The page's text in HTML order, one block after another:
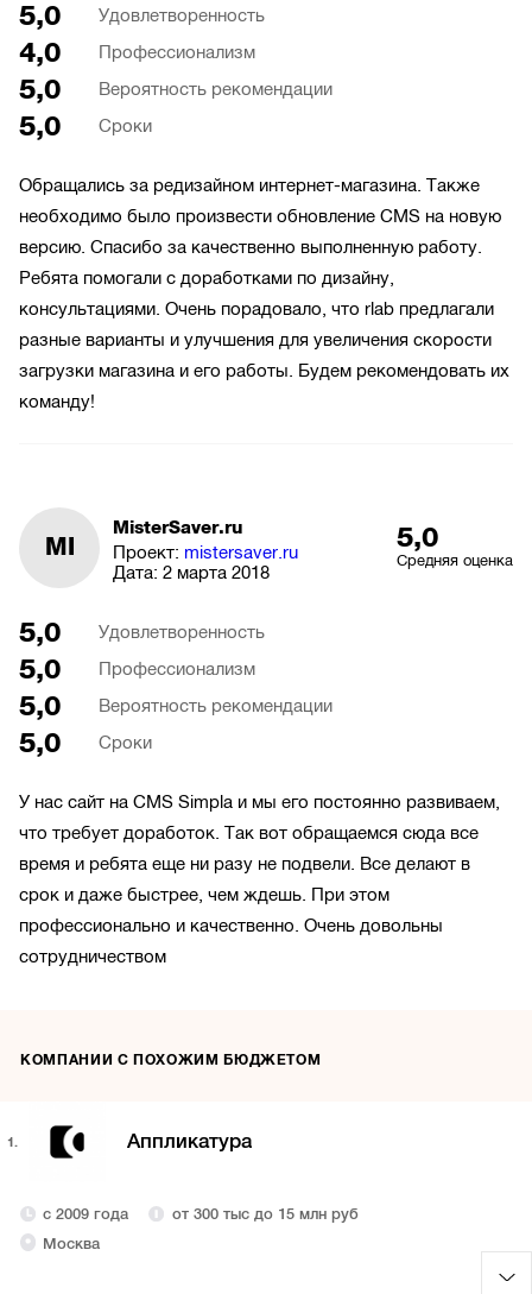
5,0 Удовлетворенность
4,0 Профессионализм
5,0 Вероятность рекомендации
5,0 Сроки
Обращались за редизайном интернет-магазина. Также
необходимо было произвести обновление CMS на новую
версию. Спасибо за качественно выполненную работу.
Ребята помогали с доработками по дизайну,
консультациями. Очень порадовало, что rlab предлагали
разные варианты и улучшения для увеличения скорости
загрузки магазина и его работы. Будем рекомендовать их
команду!
MI
MisterSaver.ru
Проект: mistersaver.ru
Дата: 2 марта 2018
5,0
Средняя оценка
5,0 Удовлетворенность
5,0 Профессионализм
5,0 Вероятность рекомендации
5,0 Сроки
У нас сайт на CMS Simpla и мы его постоянно развиваем,
что требует доработок. Так вот обращаемся сюда все
время и ребята еще ни разу не подвели. Все делают в
срок и даже быстрее, чем ждешь. При этом
профессионально и качественно. Очень довольны
сотрудничеством
КОМПАНИИ С ПОХОЖИМ БЮДЖЕТОМ
1. Аппликатура
с 2009 года
от 300 тыс до 15 млн руб
Москва